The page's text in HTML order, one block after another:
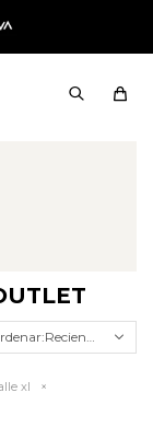
Recientes
xl